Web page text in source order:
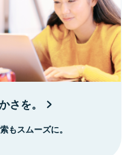
さを。
もスムーズに。